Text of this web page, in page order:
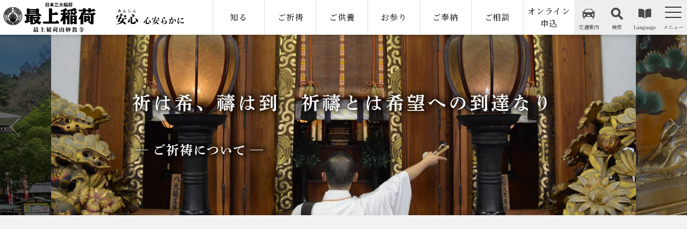
知る ご祈祷 ご供養 お参り ご奉納 ご相談
オンライン
申込
交通案内 検索 Language メニュー